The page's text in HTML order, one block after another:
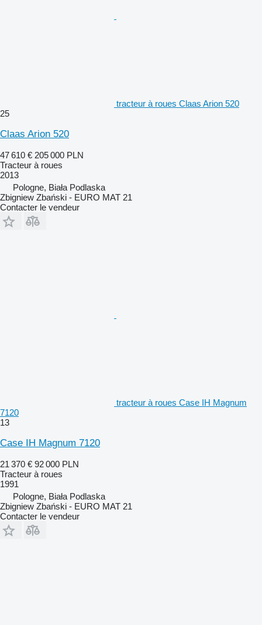
tracteur à roues Claas Arion 520
25
Claas Arion 520
47 610 € 205 000 PLN
Tracteur à roues
2013
Pologne, Biała Podlaska
Zbigniew Zbański - EURO MAT 21
Contacter le vendeur
tracteur à roues Case IH Magnum
7120
13
Case IH Magnum 7120
21 370 € 92 000 PLN
Tracteur à roues
1991
Pologne, Biała Podlaska
Zbigniew Zbański - EURO MAT 21
Contacter le vendeur